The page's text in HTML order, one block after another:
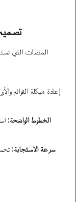
المنصات التي
الخطوط الواضحة:
سرعة الاستجابة: